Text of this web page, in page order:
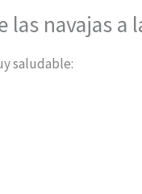
las navajas a
saludable: